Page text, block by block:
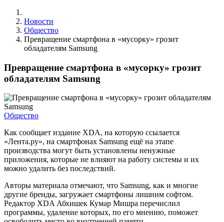
Новости
Общество
Превращение смартфона в «мусорку» грозит
обладателям Samsung
Превращение смартфона в «мусорку» грозит
обладателям Samsung
Общество
Как сообщает издание XDA, на которую ссылается
«Лента.ру», на смартфонах Samsung ещё на этапе
производства могут быть установлены ненужные
приложения, которые не влияют на работу системы и их
можно удалить без последствий.
Авторы материала отмечают, что Samsung, как и многие
другие бренды, загружает смартфоны лишним софтом.
Редактор XDA Абхишек Кумар Мишра перечислил
программы, удаление которых, по его мнению, поможет